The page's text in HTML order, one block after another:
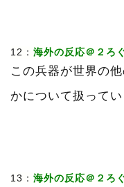
12： 海外の反応＠２ろ
この兵器が世界の
かについて扱ってい
13： 海外の反応＠２ろ